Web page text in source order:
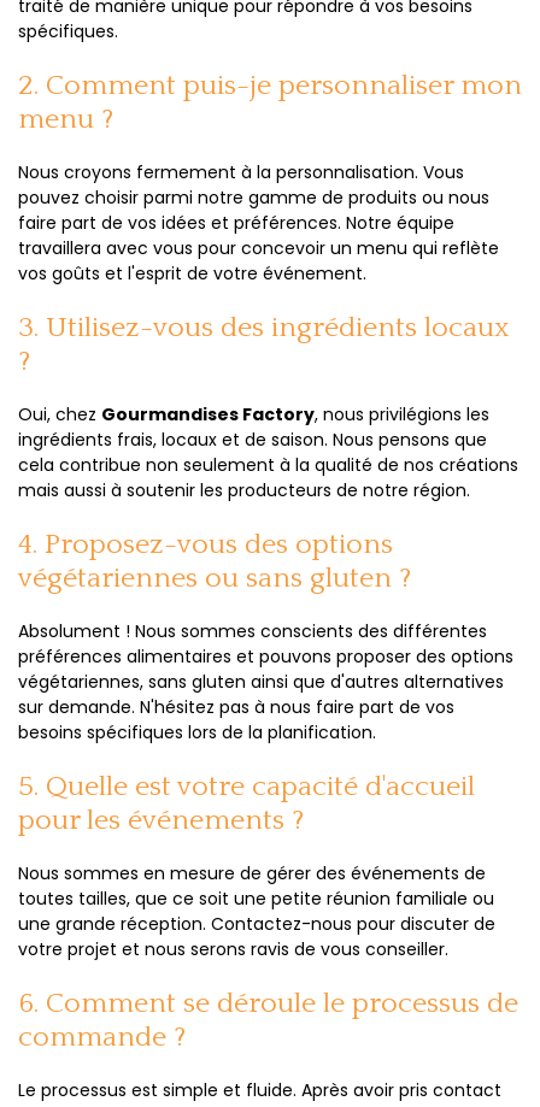
traité de manière unique pour répondre à vos besoins
spécifiques.
2. Comment puis-je personnaliser mon
menu ?
Nous croyons fermement à la personnalisation. Vous
pouvez choisir parmi notre gamme de produits ou nous
faire part de vos idées et préférences. Notre équipe
travaillera avec vous pour concevoir un menu qui reflète
vos goûts et l'esprit de votre événement.
3. Utilisez-vous des ingrédients locaux
?
Oui, chez Gourmandises Factory, nous privilégions les
ingrédients frais, locaux et de saison. Nous pensons que
cela contribue non seulement à la qualité de nos créations
mais aussi à soutenir les producteurs de notre région.
4. Proposez-vous des options
végétariennes ou sans gluten ?
Absolument ! Nous sommes conscients des différentes
préférences alimentaires et pouvons proposer des options
végétariennes, sans gluten ainsi que d'autres alternatives
sur demande. N'hésitez pas à nous faire part de vos
besoins spécifiques lors de la planification.
5. Quelle est votre capacité d'accueil
pour les événements ?
Nous sommes en mesure de gérer des événements de
toutes tailles, que ce soit une petite réunion familiale ou
une grande réception. Contactez-nous pour discuter de
votre projet et nous serons ravis de vous conseiller.
6. Comment se déroule le processus de
commande ?
Le processus est simple et fluide. Après avoir pris contact